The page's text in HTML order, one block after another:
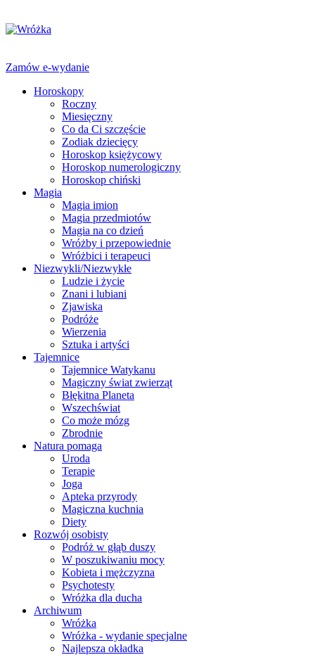
Zamów e-wydanie
Horoskopy
Roczny
Miesięczny
Co da Ci szczęście
Zodiak dziecięcy
Horoskop księżycowy
Horoskop numerologiczny
Horoskop chiński
Magia
Magia imion
Magia przedmiotów
Magia na co dzień
Wróżby i przepowiednie
Wróżbici i terapeuci
Niezwykli/Niezwykłe
Ludzie i życie
Znani i lubiani
Zjawiska
Podróże
Wierzenia
Sztuka i artyści
Tajemnice
Tajemnice Watykanu
Magiczny świat zwierząt
Błękitna Planeta
Wszechświat
Co może mózg
Zbrodnie
Natura pomaga
Uroda
Terapie
Joga
Apteka przyrody
Magiczna kuchnia
Diety
Rozwój osobisty
Podróż w głąb duszy
W poszukiwaniu mocy
Kobieta i mężczyzna
Psychotesty
Wróżka dla ducha
Archiwum
Wróżka
Wróżka - wydanie specjalne
Najlepsza okładka